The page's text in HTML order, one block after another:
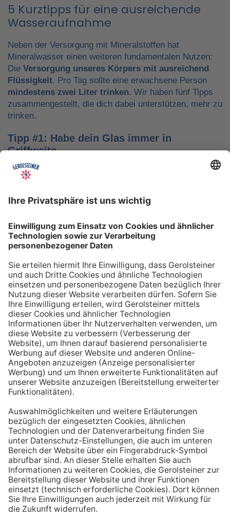
5 Kurztipps für eine ausreichende
Wasseraufnahme
Neben der Versorgung mit Mineralstoffen hat
Mineralwasser einen weiteren fundamentalen Nutzen:
Die Versorgung unseres Körpers mit ausreichend
Flüssigkeit. Pro Tag sollte eine erwachsene Person
mindestens zwei Liter trinken. Wir haben fünf Tipps
zusammengestellt, die dich dabei unterstützen, mehr zu
trinken.
Tipp #1: Habe dein Glas immer in
Griffweite
Ob bei der Arbeit oder während der Freizeit: Wasser
nicht vergisst. Denke daran, auch unterwegs immer
etwas Wasser dabei zu haben. Kleine PET-Flaschen mit
hinnehmen.
Tipp #2: Trinke direkt nach dem Aufstehen
Über Nacht verliert dein Körper Flüssigkeit. Um gut in
den Tag zu starten, solltest du deshalb direkt nach dem
Aufstehen ein großes Glas Wasser trinken. Stelle dir
zum Beispiel eine Flasche Mineralwasser direkt ans
Bett, damit du dieses kleine Morgenritual sofort
durchführen kannst.
Tipp #3: Vor und während jeder Mahlzeit
ein Glas Wasser trinken
Dadurch verknüpfst du das Trinken mit einem Ereignis.
einer Mahlzeit trinken, unterstützt du außerdem die
Produktion von Verdauungssäften. Zusätzlich fördert
das Trinken während des Essens das Sättigungsgefühl.
Tipp #4: Peppe dein Wasser auf
Wenn dir der Geschmack von purem Mineralwasser
nicht reichen sollte, dann kannst du deine Getränke mit
einfachen Mitteln verfeinern. Mische dir einfach